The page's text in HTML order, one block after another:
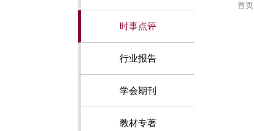
时事点评
行业报告
学会期刊
教材专著
首页